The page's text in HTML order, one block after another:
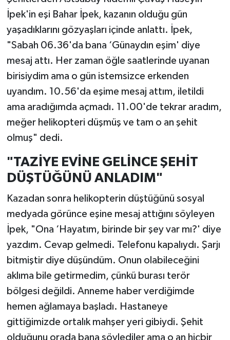
İpek'in eşi Bahar İpek, kazanın olduğu gün
yaşadıklarını gözyaşları içinde anlattı. İpek,
"Sabah 06.36'da bana ‘Günaydın eşim' diye
mesaj attı. Her zaman öğle saatlerinde uyanan
birisiydim ama o gün istemsizce erkenden
uyandım. 10.56'da eşime mesaj attım, iletildi
ama aradığımda açmadı. 11.00'de tekrar aradım,
meğer helikopteri düşmüş ve tam o an şehit
olmuş" dedi.
"TAZİYE EVİNE GELİNCE ŞEHİT
DÜŞTÜĞÜNÜ ANLADIM"
Kazadan sonra helikopterin düştüğünü sosyal
medyada görünce eşine mesaj attığını söyleyen
İpek, "Ona ‘Hayatım, birinde bir şey var mı?' diye
yazdım. Cevap gelmedi. Telefonu kapalıydı. Şarjı
bitmiştir diye düşündüm. Onun olabileceğini
aklıma bile getirmedim, çünkü burası terör
bölgesi değildi. Anneme haber verdiğimde
hemen ağlamaya başladı. Hastaneye
gittiğimizde ortalık mahşer yeri gibiydi. Şehit
olduğunu orada bana söylediler ama o an hiçbir